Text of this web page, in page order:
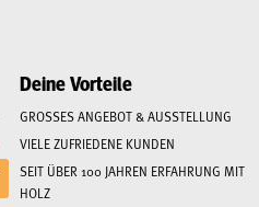
Deine Vorteile
GROSSES ANGEBOT & AUSSTELLUNG
VIELE ZUFRIEDENE KUNDEN
SEIT ÜBER 100 JAHREN ERFAHRUNG MIT
HOLZ